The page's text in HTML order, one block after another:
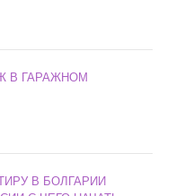
В ГАРАЖНОМ
В БОЛГАРИИ